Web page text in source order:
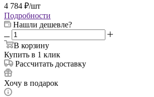
4 784 ₽/шт
Подробности
Нашли дешевле?
В корзину
Купить в 1 клик
Рассчитать доставку
Хочу в подарок